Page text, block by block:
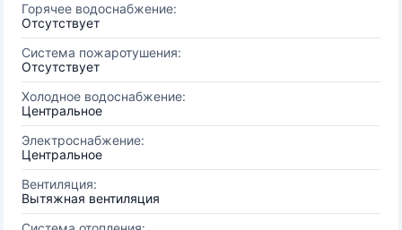
Горячее водоснабжение:
Отсутствует
Система пожаротушения:
Отсутствует
Холодное водоснабжение:
Центральное
Электроснабжение:
Центральное
Вентиляция:
Вытяжная вентиляция